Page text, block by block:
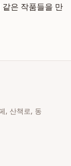
은 작품들을 만
, 산책로, 동